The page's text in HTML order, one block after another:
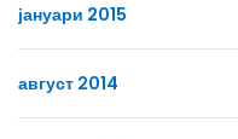
јануари 2015
август 2014